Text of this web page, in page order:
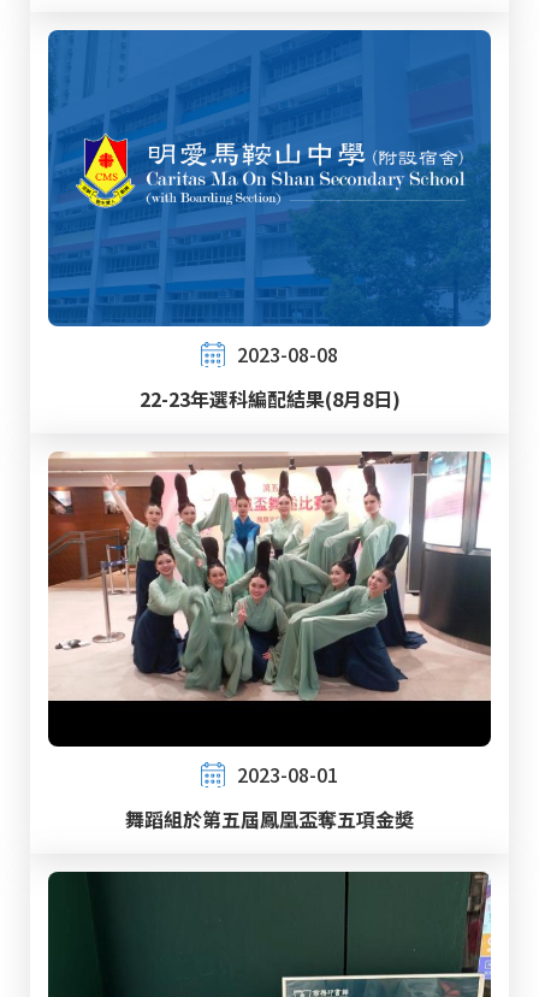
2023-08-08
22-23年選科編配結果(8月8日)
2023-08-01
舞蹈組於第五屆鳳凰盃奪五項金奬